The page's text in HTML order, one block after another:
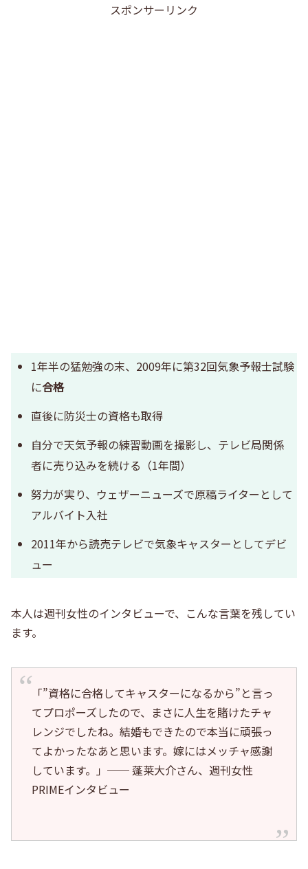
スポンサーリンク
1年半の猛勉強の末、2009年に第32回気象予報士試験
に合格
直後に防災士の資格も取得
自分で天気予報の練習動画を撮影し、テレビ局関係
者に売り込みを続ける（1年間）
努力が実り、ウェザーニューズで原稿ライターとして
アルバイト入社
2011年から読売テレビで気象キャスターとしてデビ
ュー
本人は週刊女性のインタビューで、こんな言葉を残してい
ます。
「”資格に合格してキャスターになるから”と言っ
てプロポーズしたので、まさに人生を賭けたチャ
レンジでしたね。結婚もできたので本当に頑張っ
てよかったなあと思います。嫁にはメッチャ感謝
しています。」── 蓬莱大介さん、週刊女性
PRIMEインタビュー